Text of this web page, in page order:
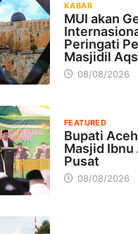
KABAR
MUI akan
Peringati
Masjidil
08/08/2026
FEATURED
Bupati
Masjid Ibnu
Pusat
08/08/2026